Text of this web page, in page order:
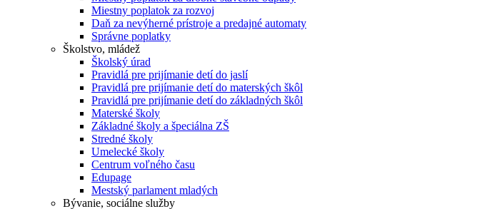
Miestny poplatok za rozvoj
Daň za nevýherné prístroje a predajné automaty
Správne poplatky
Školstvo, mládež
Školský úrad
Pravidlá pre prijímanie detí do jaslí
Pravidlá pre prijímanie detí do materských škôl
Pravidlá pre prijímanie detí do základných škôl
Materské školy
Základné školy a špeciálna ZŠ
Stredné školy
Umelecké školy
Centrum voľného času
Edupage
Mestský parlament mladých
Bývanie, sociálne služby